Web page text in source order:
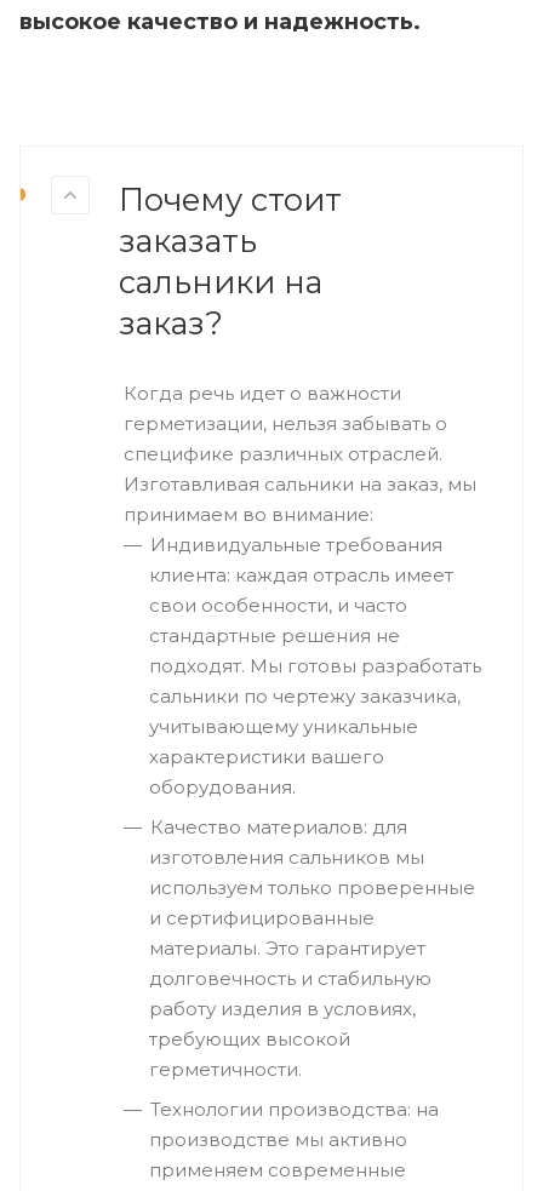
высокое качество и надежность.
Почему стоит
заказать
сальники на
заказ?
Когда речь идет о важности
герметизации, нельзя забывать о
специфике различных отраслей.
Изготавливая сальники на заказ, мы
принимаем во внимание:
Индивидуальные требования
клиента: каждая отрасль имеет
свои особенности, и часто
стандартные решения не
подходят. Мы готовы разработать
сальники по чертежу заказчика,
учитывающему уникальные
характеристики вашего
оборудования.
Качество материалов: для
изготовления сальников мы
используем только проверенные
и сертифицированные
материалы. Это гарантирует
долговечность и стабильную
работу изделия в условиях,
требующих высокой
герметичности.
Технологии производства: на
производстве мы активно
применяем современные